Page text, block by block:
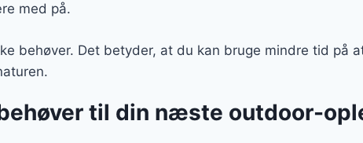
med på.
behøver. Det betyder, at du kan bruge mindre tid på
til din næste outdoor-